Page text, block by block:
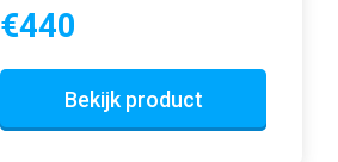
€440
Bekijk product